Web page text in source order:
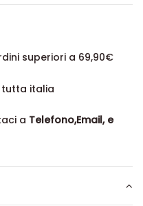
superiori a 69,90€
italia
a Telefono,Email, e